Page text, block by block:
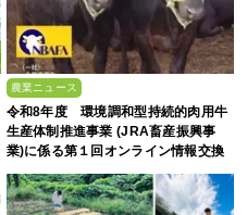
農業ニュース
令和8年度 環境調和型持続的肉用牛
生産体制推進事業 (JRA畜産振興事
業)に係る第１回オンライン情報交換
会